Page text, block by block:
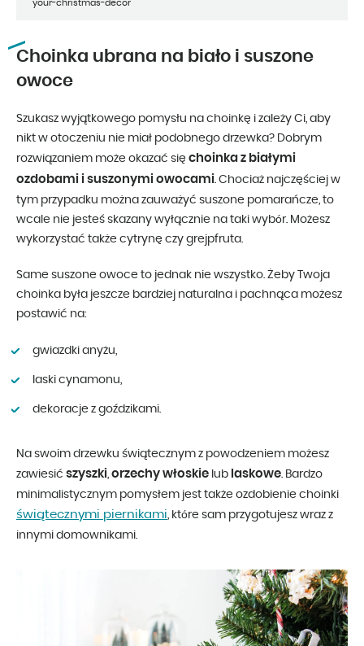
your-christmas-decor
Choinka ubrana na biało i suszone
owoce
Szukasz wyjątkowego pomysłu na choinkę i zależy Ci, aby
nikt w otoczeniu nie miał podobnego drzewka? Dobrym
rozwiązaniem może okazać się choinka z białymi
ozdobami i suszonymi owocami. Chociaż najczęściej w
tym przypadku można zauważyć suszone pomarańcze, to
wcale nie jesteś skazany wyłącznie na taki wybór. Możesz
wykorzystać także cytrynę czy grejpfruta.
Same suszone owoce to jednak nie wszystko. Żeby Twoja
choinka była jeszcze bardziej naturalna i pachnąca możesz
postawić na:
gwiazdki anyżu,
laski cynamonu,
dekoracje z goździkami.
Na swoim drzewku świątecznym z powodzeniem możesz
zawiesić szyszki, orzechy włoskie lub laskowe. Bardzo
minimalistycznym pomysłem jest także ozdobienie choinki
świątecznymi piernikami, które sam przygotujesz wraz z
innymi domownikami.